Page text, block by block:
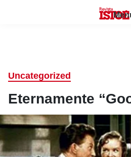
Uncategorized
Eternamente